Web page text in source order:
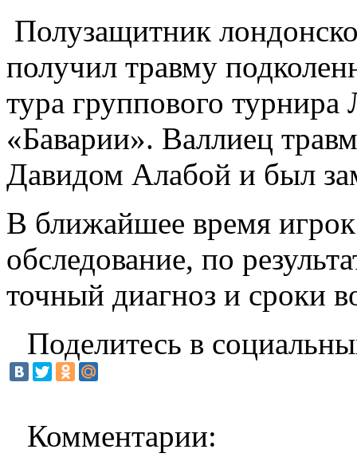
Полузащитник
получил травму
тура группового
«Баварии». Валлиец
Давидом Алабой и был
В ближайшее время
обследование, по
точный диагноз и сроки
Поделитесь в
Комментарии: